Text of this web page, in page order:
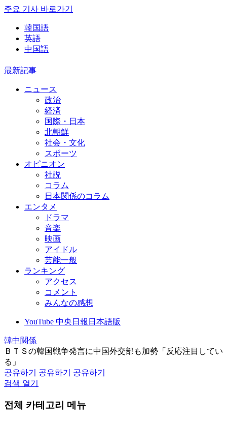
주요 기사 바로가기
韓国語
英語
中国語
最新記事
ニュース
政治
経済
国際・日本
北朝鮮
社会・文化
スポーツ
オピニオン
社説
コラム
日本関係のコラム
エンタメ
ドラマ
音楽
映画
アイドル
芸能一般
ランキング
アクセス
コメント
みんなの感想
YouTube 中央日報日本語版
韓中関係
ＢＴＳの韓国戦争発言に中国外交部も加勢「反応注目してい
る」
공유하기
공유하기
공유하기
검색 열기
전체 카테고리 메뉴